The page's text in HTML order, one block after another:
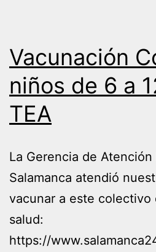
Vacunación
niños de 6 a
TEA
La Gerencia de Atención
Salamanca atendió
vacunar a este colectivo
salud:
https://